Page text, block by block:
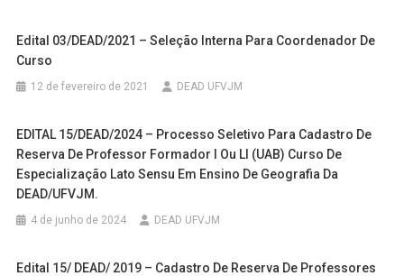
Edital 03/DEAD/2021 – Seleção Interna Para Coordenador De
Curso
12 de fevereiro de 2021 DEAD UFVJM
EDITAL 15/DEAD/2024 – Processo Seletivo Para Cadastro De
Reserva De Professor Formador I Ou Ll (UAB) Curso De
Especialização Lato Sensu Em Ensino De Geografia Da
DEAD/UFVJM.
4 de junho de 2024 DEAD UFVJM
Edital 15/ DEAD/ 2019 – Cadastro De Reserva De Professores